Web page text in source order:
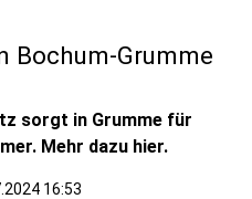
Bochum-Grumme
sorgt in Grumme für
Mehr dazu hier.
16:53